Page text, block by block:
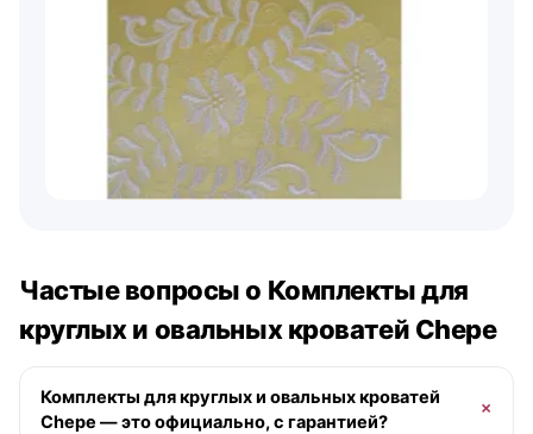
Частые вопросы о Комплекты для
круглых и овальных кроватей Chepe
Комплекты для круглых и овальных кроватей
Chepe — это официально, с гарантией?